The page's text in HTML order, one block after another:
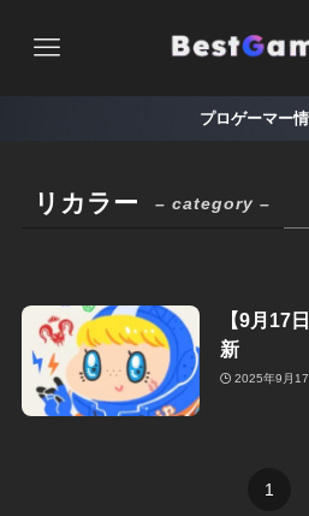
プロゲーマー
リカラー – category –
【9月17
新
2025年9月17
1